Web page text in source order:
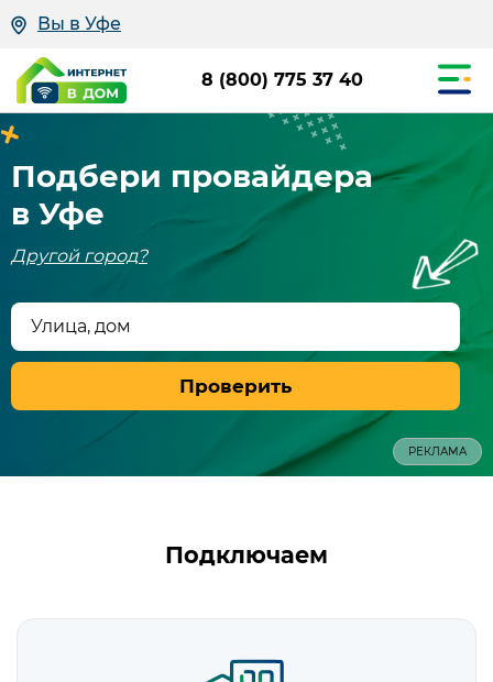
Вы в Уфе
8 (800) 775 37 40
Подбери провайдера
в Уфе
Другой город?
Улица, дом
Проверить
РЕКЛАМА
Подключаем